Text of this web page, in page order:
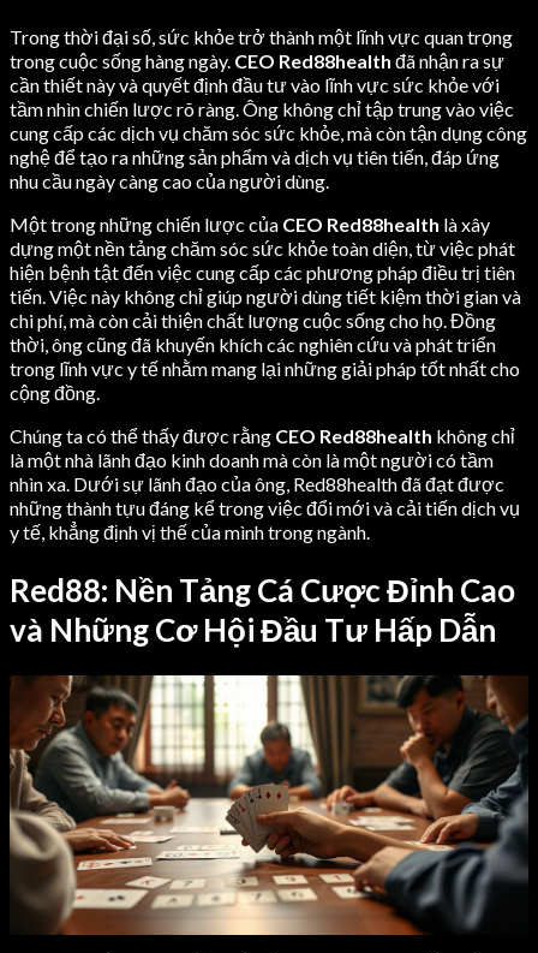
Trong thời đại số, sức khỏe trở thành một lĩnh vực quan trọng
trong cuộc sống hàng ngày. CEO Red88health đã nhận ra sự
cần thiết này và quyết định đầu tư vào lĩnh vực sức khỏe với
tầm nhìn chiến lược rõ ràng. Ông không chỉ tập trung vào việc
cung cấp các dịch vụ chăm sóc sức khỏe, mà còn tận dụng công
nghệ để tạo ra những sản phẩm và dịch vụ tiên tiến, đáp ứng
nhu cầu ngày càng cao của người dùng.
Một trong những chiến lược của CEO Red88health là xây
dựng một nền tảng chăm sóc sức khỏe toàn diện, từ việc phát
hiện bệnh tật đến việc cung cấp các phương pháp điều trị tiên
tiến. Việc này không chỉ giúp người dùng tiết kiệm thời gian và
chi phí, mà còn cải thiện chất lượng cuộc sống cho họ. Đồng
thời, ông cũng đã khuyến khích các nghiên cứu và phát triển
trong lĩnh vực y tế nhằm mang lại những giải pháp tốt nhất cho
cộng đồng.
Chúng ta có thể thấy được rằng CEO Red88health không chỉ
là một nhà lãnh đạo kinh doanh mà còn là một người có tầm
nhìn xa. Dưới sự lãnh đạo của ông, Red88health đã đạt được
những thành tựu đáng kể trong việc đổi mới và cải tiến dịch vụ
y tế, khẳng định vị thế của mình trong ngành.
Red88: Nền Tảng Cá Cược Đỉnh Cao
và Những Cơ Hội Đầu Tư Hấp Dẫn